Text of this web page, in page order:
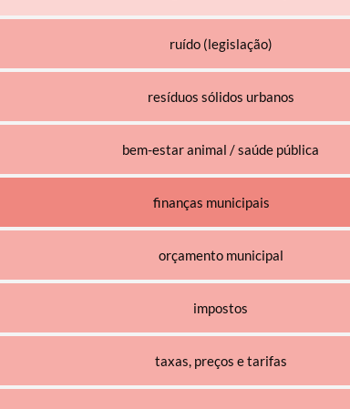
ruído (legislação)
resíduos sólidos urbanos
bem-estar animal / saúde pública
finanças municipais
orçamento municipal
impostos
taxas, preços e tarifas